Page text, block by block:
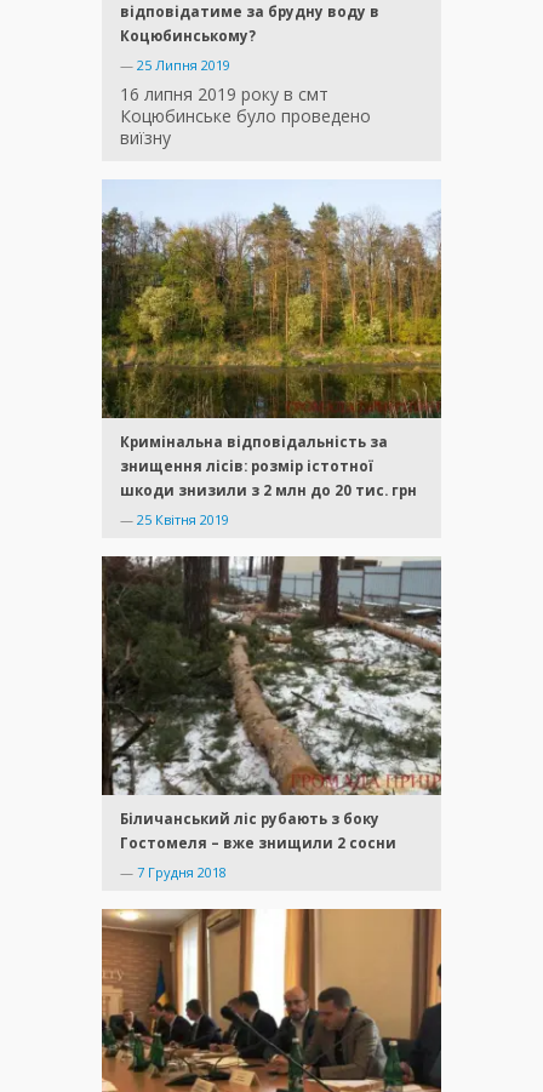
відповідатиме за брудну воду в
Коцюбинському?
— 25 Липня 2019
16 липня 2019 року в смт
Коцюбинське було проведено
виїзну
Кримінальна відповідальність за
знищення лісів: розмір істотної
шкоди знизили з 2 млн до 20 тис. грн
— 25 Квітня 2019
Біличанський ліс рубають з боку
Гостомеля – вже знищили 2 сосни
— 7 Грудня 2018